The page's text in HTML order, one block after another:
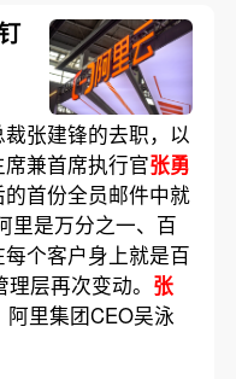
张建锋的去职，以
兼首席执行官张勇
首份全员邮件中就
里是万分之一、百
个客户身上就是百
层再次变动。 张
里集团CEO吴泳